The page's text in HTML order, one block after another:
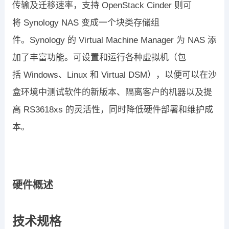
传输及迁移速率，支持 OpenStack Cinder 则可
将 Synology NAS 变成一个块类存储组
件。 Synology 的 Virtual Machine Manager 为 NAS 添
加了丰富功能。可设置和运行各种虚拟机（包
括 Windows、 Linux 和 Virtual DSM），以便可以在沙
盒环境中测试软件的新版本、隔离客户的机器以及提
高 RS3618xs 的灵活性，同时降低硬件部署和维护成
本。
硬件概述
技术规格